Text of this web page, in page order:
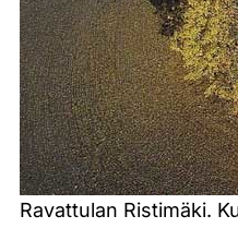
Ravattulan Ristimäki.